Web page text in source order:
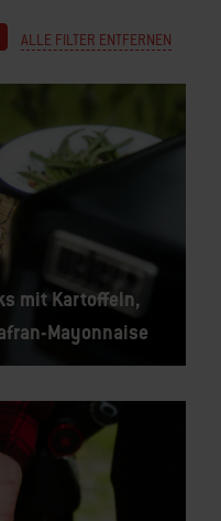
ALLE FILTER ENTFERNEN
mit Kartoffeln,
Mayonnaise